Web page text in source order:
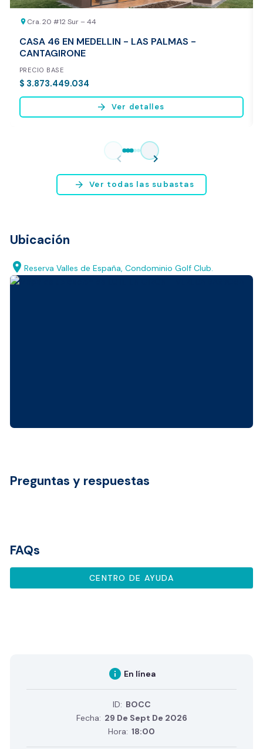
* Servicio disponible exclusivamente para inmuebles ubicados en
Bogotá y Medellín.
location_on Cra. 20 #12 Sur – 44
CASA 46 EN MEDELLIN - LAS PALMAS -
CANTAGIRONE
PRECIO BASE
$ 3.873.449.034
arrow_forward Ver detalles
chevron_left chevron_right
arrow_forward Ver todas las subastas
Ubicación
location_on Reserva Valles de España, Condominio Golf Club.
Preguntas y respuestas
FAQs
CENTRO DE AYUDA
info En línea
ID: BOCC
Fecha: 29 De Sept De 2026
Hora: 18:00